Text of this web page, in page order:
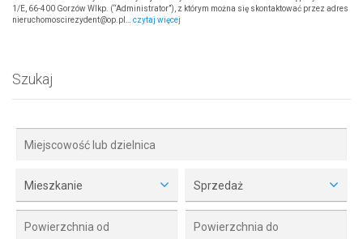
1/E, 66-400 Gorzów Wlkp. (“Administrator”), z którym można się skontaktować przez adres
nieruchomoscirezydent@op.pl… czytaj więcej
Szukaj
Mieszkanie Sprzedaż